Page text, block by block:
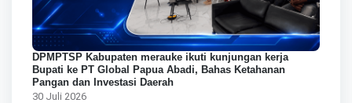
DPMPTSP Kabupaten merauke ikuti kunjungan kerja
Bupati ke PT Global Papua Abadi, Bahas Ketahanan
Pangan dan Investasi Daerah
30 Juli 2026